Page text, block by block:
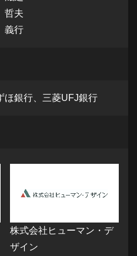
夫
行
ほ銀行、三菱UFJ銀行
株式会社ヒューマン・デ
ザイン